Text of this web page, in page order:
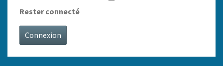
Rester connecté
Connexion